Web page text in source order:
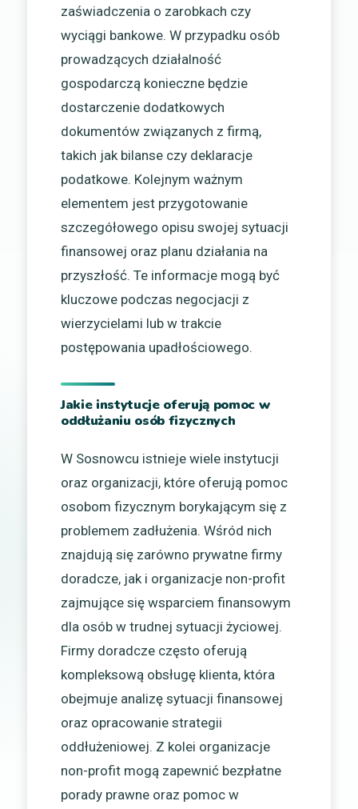
zaświadczenia o zarobkach czy
wyciągi bankowe. W przypadku osób
prowadzących działalność
gospodarczą konieczne będzie
dostarczenie dodatkowych
dokumentów związanych z firmą,
takich jak bilanse czy deklaracje
podatkowe. Kolejnym ważnym
elementem jest przygotowanie
szczegółowego opisu swojej sytuacji
finansowej oraz planu działania na
przyszłość. Te informacje mogą być
kluczowe podczas negocjacji z
wierzycielami lub w trakcie
postępowania upadłościowego.
Jakie instytucje oferują pomoc w
oddłużaniu osób fizycznych
W Sosnowcu istnieje wiele instytucji
oraz organizacji, które oferują pomoc
osobom fizycznym borykającym się z
problemem zadłużenia. Wśród nich
znajdują się zarówno prywatne firmy
doradcze, jak i organizacje non-profit
zajmujące się wsparciem finansowym
dla osób w trudnej sytuacji życiowej.
Firmy doradcze często oferują
kompleksową obsługę klienta, która
obejmuje analizę sytuacji finansowej
oraz opracowanie strategii
oddłużeniowej. Z kolei organizacje
non-profit mogą zapewnić bezpłatne
porady prawne oraz pomoc w